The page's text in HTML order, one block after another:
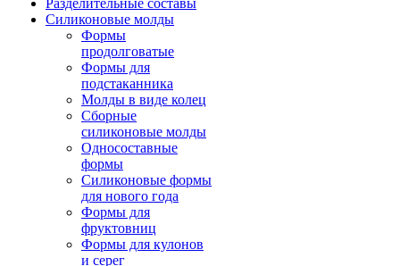
Разделительные составы
Силиконовые молды
Формы
продолговатые
Формы для
подстаканника
Молды в виде колец
Сборные
силиконовые молды
Односоставные
формы
Силиконовые формы
для нового года
Формы для
фруктовниц
Формы для кулонов
и серег